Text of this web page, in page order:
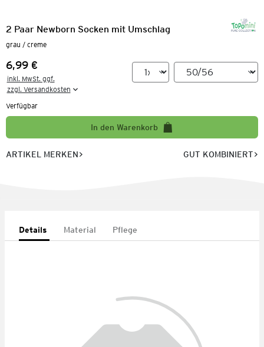
2 Paar Newborn Socken mit Umschlag
grau / creme
Preis:
6,99 €
inkl. MwSt. ggf.
zzgl. Versandkosten
Verfügbar
In den Warenkorb
ARTIKEL MERKEN GUT KOMBINIERT
Details Material Pflege